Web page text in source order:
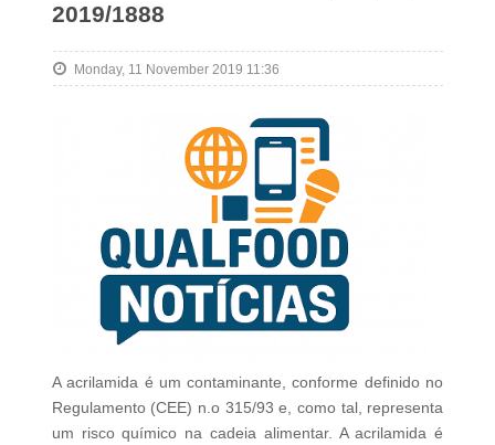
2019/1888
Monday, 11 November 2019 11:36
A acrilamida é um contaminante, conforme definido no
Regulamento (CEE) n.o 315/93 e, como tal, representa
um risco químico na cadeia alimentar. A acrilamida é